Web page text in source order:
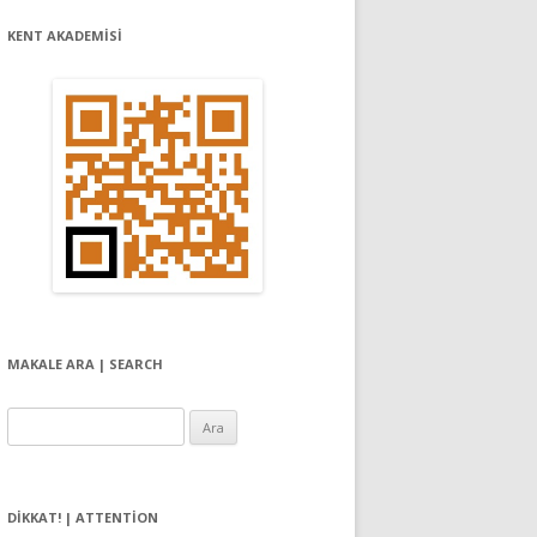
KENT AKADEMİSİ
MAKALE ARA | SEARCH
DIKKAT! | ATTENTION